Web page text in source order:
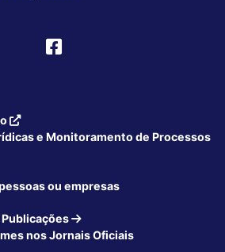
e Monitoramento de Processos
ou empresas
nos Jornais Oficiais